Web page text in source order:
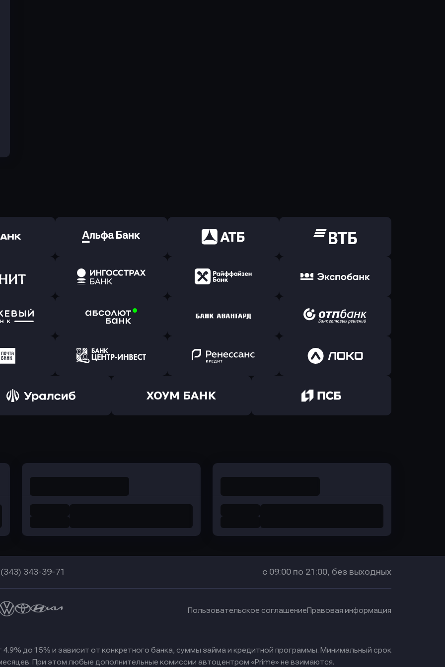
заявку
Оправить заявку
в Альфа-Банк
Оправить заявку
в АТБ Банк
в ВТБ
заявку
Банк
Оправить заявку
в Ингосстрах Банк
в Райффайзен Банк
Оправить заявку
в Экспобанк
заявку
Оправить заявку
в Абсолют Банк
Оправить заявку
в Банк Авангард
Оправить заявку
в ОТП БАНК
заявку
Банк
Оправить заявку
Оправить заявку
в Ренессанс Банк
Оправить заявку
в Локо-Банк
343-39-71 с 09:00 по 21:00, без выходных
Пользовательское соглашениеПравовая информация
4.9% до 15% и зависит от конкретного банка, суммы займа и кредитной программы. Минимальный срок
При этом любые дополнительные комиссии автоцентром «Prime» не взимаются.